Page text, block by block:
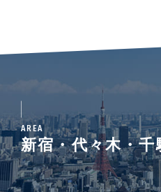
AREA
新宿・代々木・